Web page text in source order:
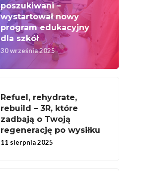
poszukiwani –
wystartował nowy
program edukacyjny
dla szkół
30 września 2025
Refuel, rehydrate,
rebuild – 3R, które
zadbają o Twoją
regenerację po wysiłku
11 sierpnia 2025
Związek Zawodowy
Rolników Ojczyzna
Branża
Wydarzenia